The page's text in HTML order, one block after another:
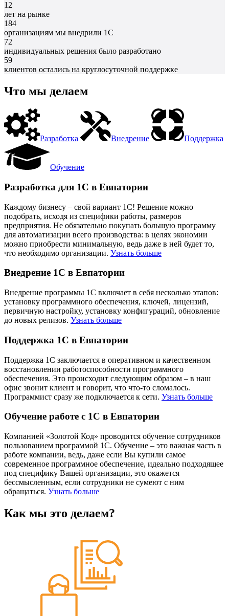
12
лет на рынке
184
организациям мы внедрили 1С
72
индивидуальных решения было разработано
59
клиентов остались на круглосуточной поддержке
Что мы делаем
Разработка Внедрение Поддержка
Обучение
Разработка для 1С в Евпатории
Каждому бизнесу – свой вариант 1С! Решение можно
подобрать, исходя из специфики работы, размеров
предприятия. Не обязательно покупать большую программу
для автоматизации всего производства: в целях экономии
можно приобрести минимальную, ведь даже в ней будет то,
что необходимо организации. Узнать больше
Внедрение 1С в Евпатории
Внедрение программы 1С включает в себя несколько этапов:
установку программного обеспечения, ключей, лицензий,
первичную настройку, установку конфигураций, обновление
до новых релизов. Узнать больше
Поддержка 1С в Евпатории
Поддержка 1С заключается в оперативном и качественном
восстановлении работоспособности программного
обеспечения. Это происходит следующим образом – в наш
офис звонит клиент и говорит, что что-то сломалось.
Программист сразу же подключается к сети. Узнать больше
Обучение работе с 1С в Евпатории
Компанией «Золотой Код» проводится обучение сотрудников
пользованием программой 1С. Обучение – это важная часть в
работе компании, ведь, даже если Вы купили самое
современное программное обеспечение, идеально подходящее
под специфику Вашей организации, это окажется
бессмысленным, если сотрудники не сумеют с ним
обращаться. Узнать больше
Как мы это делаем?